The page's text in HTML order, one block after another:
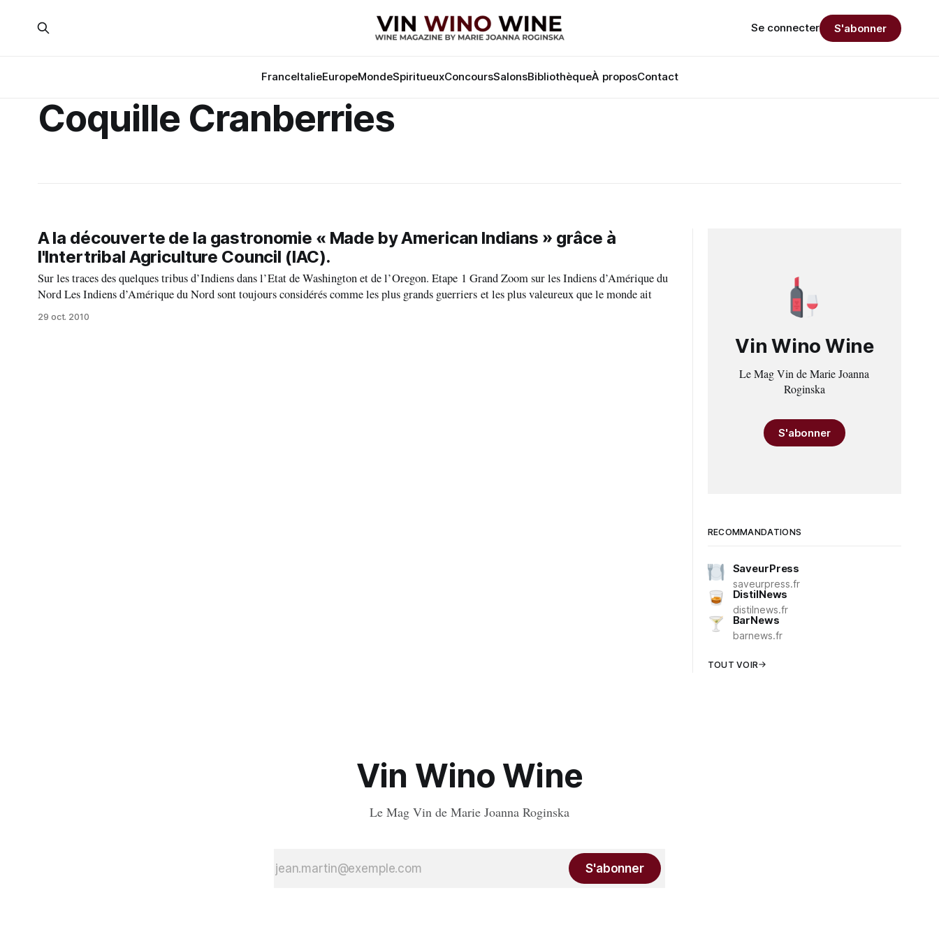
FranceItalieEuropeMondeSpiritueuxConcoursSalonsBibliothèqueÀ proposContact
Se connecter S'abonner
Coquille Cranberries
A la découverte de la gastronomie « Made by American Indians » grâce à
l'Intertribal Agriculture Council (IAC).
Sur les traces des quelques tribus d’Indiens dans l’Etat de Washington et de l’Oregon. Etape 1 Grand Zoom sur les Indiens d’Amérique du
Nord Les Indiens d’Amérique du Nord sont toujours considérés comme les plus grands guerriers et les plus valeureux que le monde ait
29 oct. 2010
Vin Wino Wine
Le Mag Vin de Marie Joanna
Roginska
S'abonner
RECOMMANDATIONS
SaveurPress
saveurpress.fr
DistilNews
distilnews.fr
BarNews
barnews.fr
TOUT VOIR
Vin Wino Wine
Le Mag Vin de Marie Joanna Roginska
S'abonner